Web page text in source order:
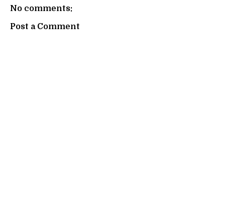
No comments:
Post a Comment